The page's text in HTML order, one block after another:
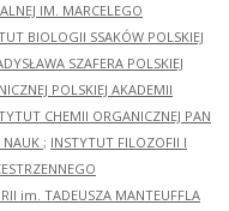
IM. MARCELEGO
BIOLOGII SSAKÓW POLSKIEJ
SZAFERA POLSKIEJ
POLSKIEJ AKADEMII
CHEMII ORGANICZNEJ PAN
NAUK ; INSTYTUT FILOZOFII I
im. TADEUSZA MANTEUFFLA